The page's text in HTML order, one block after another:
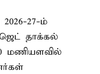
27-ம்
தாக்கல்
மணியளவில்